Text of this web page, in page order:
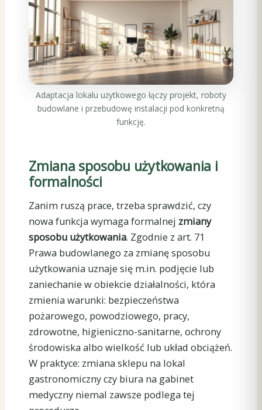
Adaptacja lokalu użytkowego łączy projekt, roboty
budowlane i przebudowę instalacji pod konkretną
funkcję.
Zmiana sposobu użytkowania i
formalności
Zanim ruszą prace, trzeba sprawdzić, czy
nowa funkcja wymaga formalnej zmiany
sposobu użytkowania. Zgodnie z art. 71
Prawa budowlanego za zmianę sposobu
użytkowania uznaje się m.in. podjęcie lub
zaniechanie w obiekcie działalności, która
zmienia warunki: bezpieczeństwa
pożarowego, powodziowego, pracy,
zdrowotne, higieniczno-sanitarne, ochrony
środowiska albo wielkość lub układ obciążeń.
W praktyce: zmiana sklepu na lokal
gastronomiczny czy biura na gabinet
medyczny niemal zawsze podlega tej